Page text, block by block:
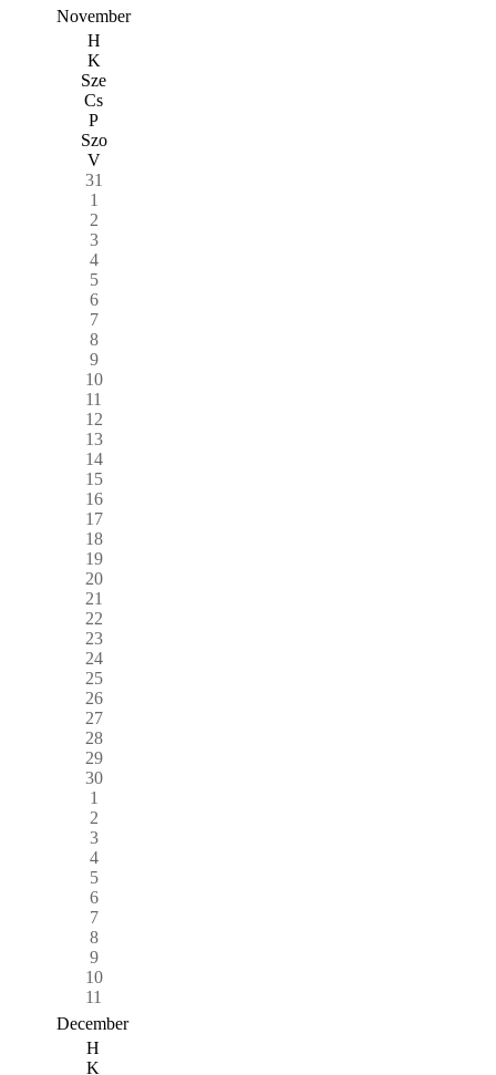
November
H
K
Sze
Cs
P
Szo
V
31
1
2
3
4
5
6
7
8
9
10
11
12
13
14
15
16
17
18
19
20
21
22
23
24
25
26
27
28
29
30
1
2
3
4
5
6
7
8
9
10
11
December
H
K